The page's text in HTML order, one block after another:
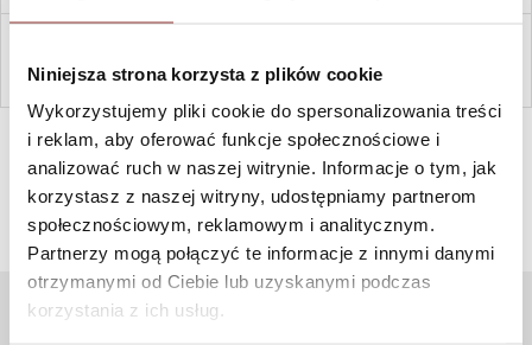
Niniejsza strona korzysta z plików cookie
Wykorzystujemy pliki cookie do spersonalizowania treści
i reklam, aby oferować funkcje społecznościowe i
analizować ruch w naszej witrynie. Informacje o tym, jak
korzystasz z naszej witryny, udostępniamy partnerom
społecznościowym, reklamowym i analitycznym.
Partnerzy mogą połączyć te informacje z innymi danymi
otrzymanymi od Ciebie lub uzyskanymi podczas
korzystania z ich usług.
SZYBKI KONTAKT PN-PT, 8-16, +48 698 291 992, +48 608
381 865